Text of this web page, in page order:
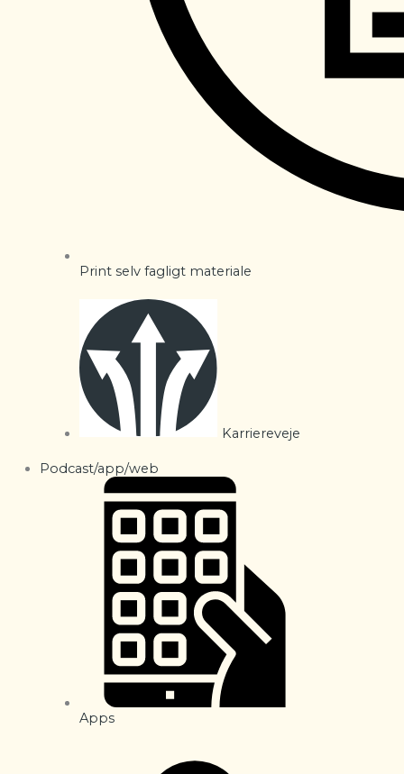
Print selv fagligt materiale
Karriereveje
Podcast/app/web
Apps